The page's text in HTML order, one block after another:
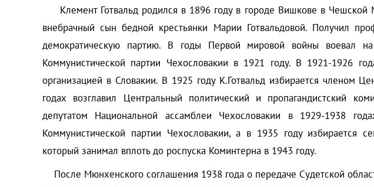
Клемент Готвальд родился в 1896 году в городе Вишкове в Чешской
внебрачный сын бедной крестьянки Марии Готвальдовой. Получил
демократическую партию. В годы Первой мировой войны воевал
Коммунистической партии Чехословакии в 1921 году. В 1921-1926
организацией в Словакии. В 1925 году К.Готвальд избирается членом
годах возглавил Центральный политический и пропагандистский
депутатом Национальной ассамблеи Чехословакии в 1929-1938
Коммунистической партии Чехословакии, а в 1935 году избирается
который занимал вплоть до роспуска Коминтерна в 1943 году.
После Мюнхенского соглашения 1938 года о передаче Судетской